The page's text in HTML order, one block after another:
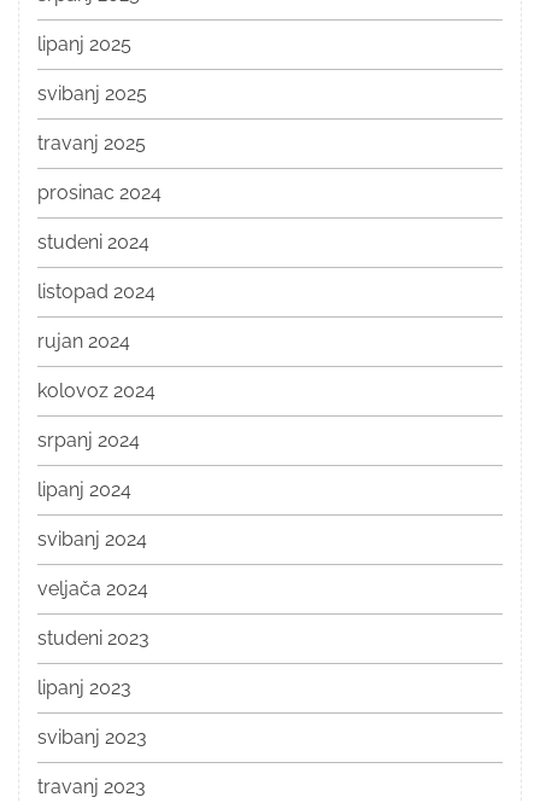
lipanj 2025
svibanj 2025
travanj 2025
prosinac 2024
studeni 2024
listopad 2024
rujan 2024
kolovoz 2024
srpanj 2024
lipanj 2024
svibanj 2024
veljača 2024
studeni 2023
lipanj 2023
svibanj 2023
travanj 2023